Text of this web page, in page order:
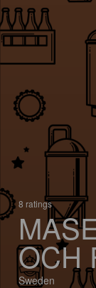
8 ratings
OCH
Sweden